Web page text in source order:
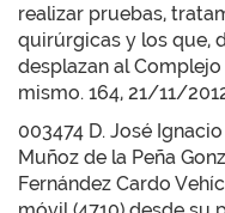
realizar pruebas,
quirúrgicas y los que,
desplazan al
mismo. 164, 21/11/
003474 D. José
Muñoz de la Peña
Fernández Cardo